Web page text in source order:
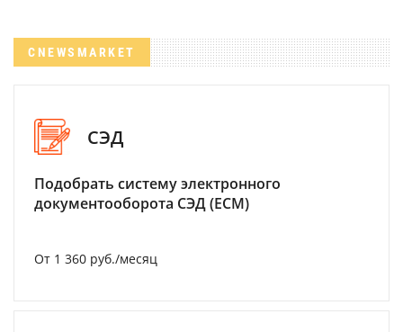
CNEWSMARKET
СЭД
Подобрать систему электронного
документооборота СЭД (ECM)
От 1 360 руб./месяц